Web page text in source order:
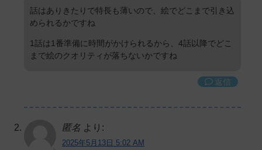
話はありきたりで特長も薄いので、絵でどこまで引き込
められるかですね
1話は1番準備に時間がかけられるから、4話以降でどこ
まで絵のクオリティが落ちないかですね
返信
匿名 より:
2025年5月13日 5:02 AM